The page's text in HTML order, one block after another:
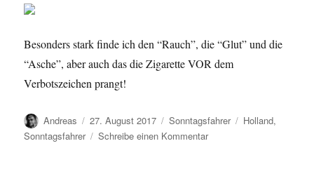
Besonders stark finde ich den “Rauch”, die “Glut” und die
“Asche”, aber auch das die Zigarette VOR dem
Verbotszeichen prangt!
Autor
Andreas
Veröffentlicht
am
27. August 2017 Kategorien
Sonntagsfahrer Schlagwörter
Holland,
Sonntagsfahrer
Schreibe einen Kommentarzu